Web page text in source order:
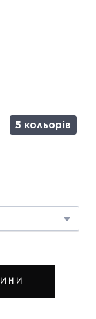
5 кольорів